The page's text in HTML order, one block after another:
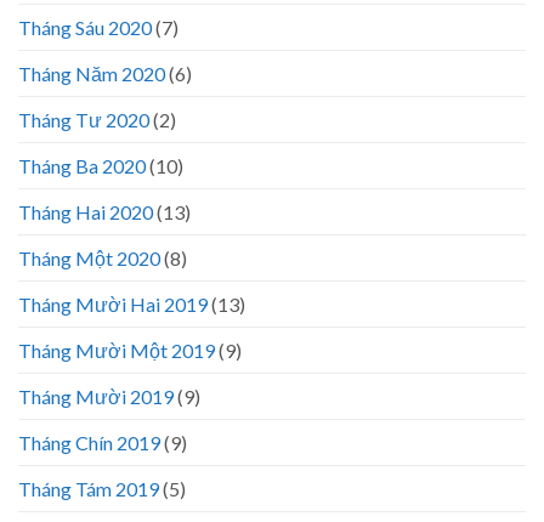
Tháng Sáu 2020(7)
Tháng Năm 2020(6)
Tháng Tư 2020(2)
Tháng Ba 2020(10)
Tháng Hai 2020(13)
Tháng Một 2020(8)
Tháng Mười Hai 2019(13)
Tháng Mười Một 2019(9)
Tháng Mười 2019(9)
Tháng Chín 2019(9)
Tháng Tám 2019(5)